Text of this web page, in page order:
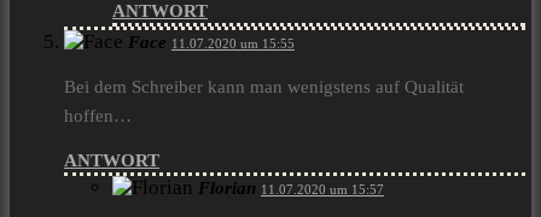
ANTWORT
Face 11.07.2020 um 15:55
Bei dem Schreiber kann man wenigstens auf Qualität
hoffen…
ANTWORT
Florian 11.07.2020 um 15:57